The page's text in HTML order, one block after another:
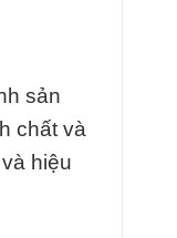
sản
chất và
hiệu